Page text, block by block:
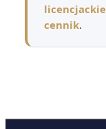
licencjackie
cennik.